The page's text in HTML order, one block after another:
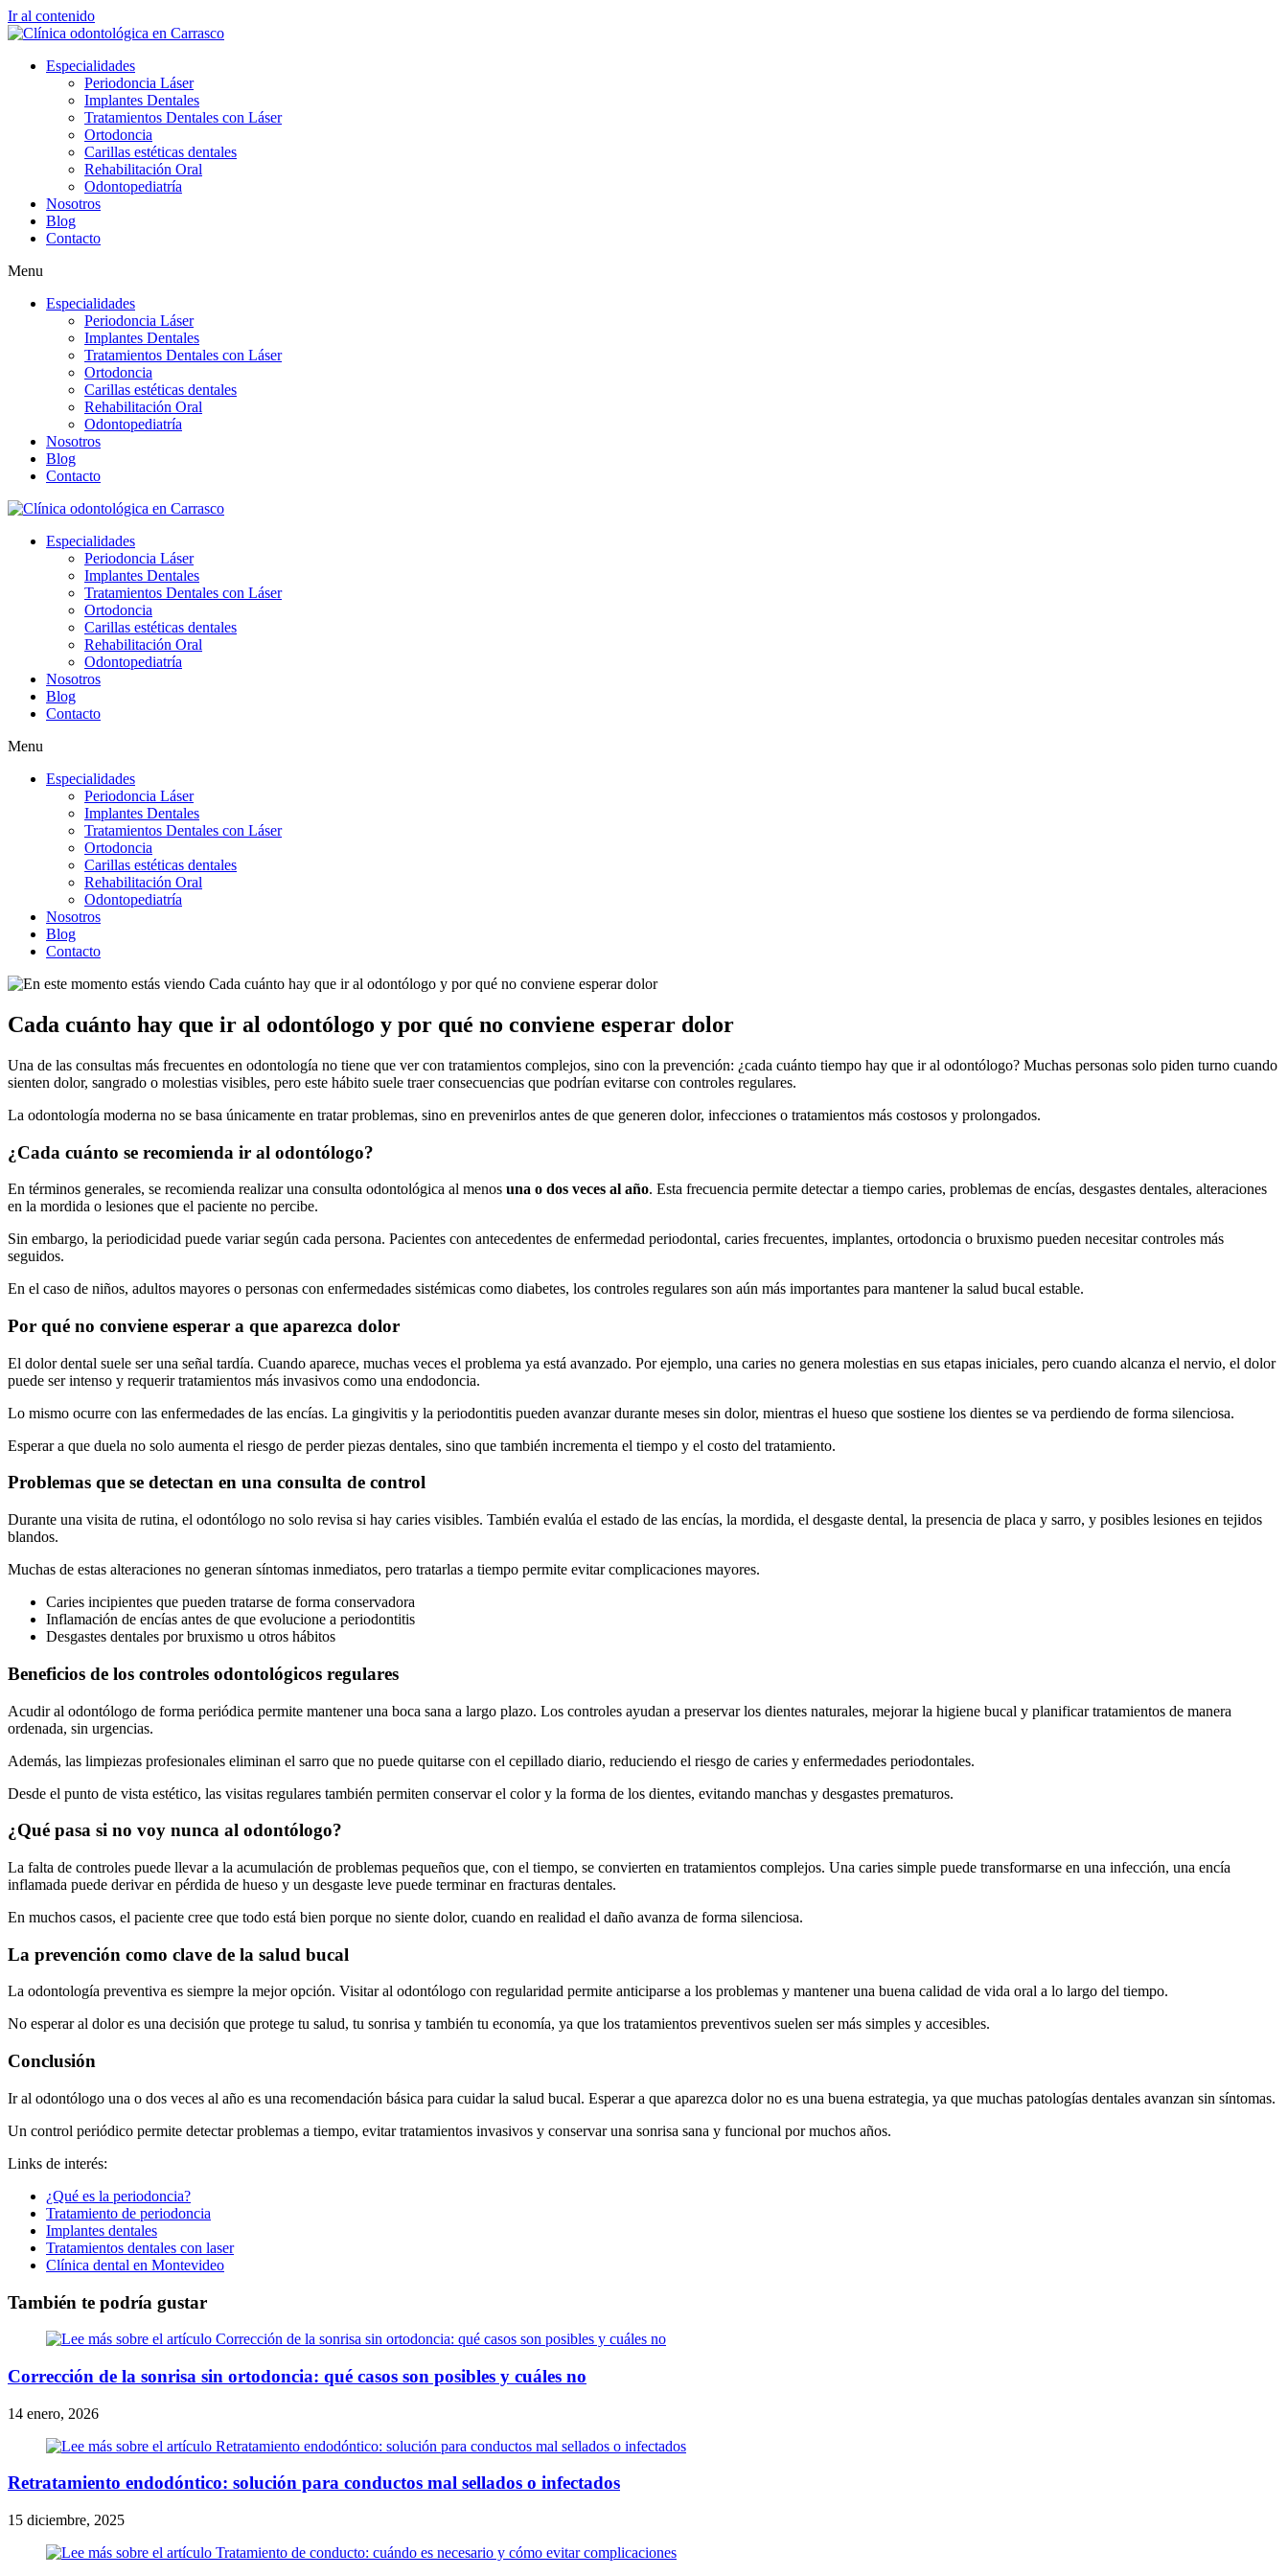
Ir al contenido
Especialidades
Periodoncia Láser
Implantes Dentales
Tratamientos Dentales con Láser
Ortodoncia
Carillas estéticas dentales
Rehabilitación Oral
Odontopediatría
Nosotros
Blog
Contacto
Menu
Especialidades
Periodoncia Láser
Implantes Dentales
Tratamientos Dentales con Láser
Ortodoncia
Carillas estéticas dentales
Rehabilitación Oral
Odontopediatría
Nosotros
Blog
Contacto
Especialidades
Periodoncia Láser
Implantes Dentales
Tratamientos Dentales con Láser
Ortodoncia
Carillas estéticas dentales
Rehabilitación Oral
Odontopediatría
Nosotros
Blog
Contacto
Menu
Especialidades
Periodoncia Láser
Implantes Dentales
Tratamientos Dentales con Láser
Ortodoncia
Carillas estéticas dentales
Rehabilitación Oral
Odontopediatría
Nosotros
Blog
Contacto
Cada cuánto hay que ir al odontólogo y por qué no conviene esperar dolor
Una de las consultas más frecuentes en odontología no tiene que ver con tratamientos complejos, sino con la prevención: ¿cada cuánto tiempo hay que ir al odontólogo? Muchas personas solo piden turno cuando
sienten dolor, sangrado o molestias visibles, pero este hábito suele traer consecuencias que podrían evitarse con controles regulares.
La odontología moderna no se basa únicamente en tratar problemas, sino en prevenirlos antes de que generen dolor, infecciones o tratamientos más costosos y prolongados.
¿Cada cuánto se recomienda ir al odontólogo?
En términos generales, se recomienda realizar una consulta odontológica al menos una o dos veces al año. Esta frecuencia permite detectar a tiempo caries, problemas de encías, desgastes dentales, alteraciones
en la mordida o lesiones que el paciente no percibe.
Sin embargo, la periodicidad puede variar según cada persona. Pacientes con antecedentes de enfermedad periodontal, caries frecuentes, implantes, ortodoncia o bruxismo pueden necesitar controles más
seguidos.
En el caso de niños, adultos mayores o personas con enfermedades sistémicas como diabetes, los controles regulares son aún más importantes para mantener la salud bucal estable.
Por qué no conviene esperar a que aparezca dolor
El dolor dental suele ser una señal tardía. Cuando aparece, muchas veces el problema ya está avanzado. Por ejemplo, una caries no genera molestias en sus etapas iniciales, pero cuando alcanza el nervio, el dolor
puede ser intenso y requerir tratamientos más invasivos como una endodoncia.
Lo mismo ocurre con las enfermedades de las encías. La gingivitis y la periodontitis pueden avanzar durante meses sin dolor, mientras el hueso que sostiene los dientes se va perdiendo de forma silenciosa.
Esperar a que duela no solo aumenta el riesgo de perder piezas dentales, sino que también incrementa el tiempo y el costo del tratamiento.
Problemas que se detectan en una consulta de control
Durante una visita de rutina, el odontólogo no solo revisa si hay caries visibles. También evalúa el estado de las encías, la mordida, el desgaste dental, la presencia de placa y sarro, y posibles lesiones en tejidos
blandos.
Muchas de estas alteraciones no generan síntomas inmediatos, pero tratarlas a tiempo permite evitar complicaciones mayores.
Caries incipientes que pueden tratarse de forma conservadora
Inflamación de encías antes de que evolucione a periodontitis
Desgastes dentales por bruxismo u otros hábitos
Beneficios de los controles odontológicos regulares
Acudir al odontólogo de forma periódica permite mantener una boca sana a largo plazo. Los controles ayudan a preservar los dientes naturales, mejorar la higiene bucal y planificar tratamientos de manera
ordenada, sin urgencias.
Además, las limpiezas profesionales eliminan el sarro que no puede quitarse con el cepillado diario, reduciendo el riesgo de caries y enfermedades periodontales.
Desde el punto de vista estético, las visitas regulares también permiten conservar el color y la forma de los dientes, evitando manchas y desgastes prematuros.
¿Qué pasa si no voy nunca al odontólogo?
La falta de controles puede llevar a la acumulación de problemas pequeños que, con el tiempo, se convierten en tratamientos complejos. Una caries simple puede transformarse en una infección, una encía
inflamada puede derivar en pérdida de hueso y un desgaste leve puede terminar en fracturas dentales.
En muchos casos, el paciente cree que todo está bien porque no siente dolor, cuando en realidad el daño avanza de forma silenciosa.
La prevención como clave de la salud bucal
La odontología preventiva es siempre la mejor opción. Visitar al odontólogo con regularidad permite anticiparse a los problemas y mantener una buena calidad de vida oral a lo largo del tiempo.
No esperar al dolor es una decisión que protege tu salud, tu sonrisa y también tu economía, ya que los tratamientos preventivos suelen ser más simples y accesibles.
Conclusión
Ir al odontólogo una o dos veces al año es una recomendación básica para cuidar la salud bucal. Esperar a que aparezca dolor no es una buena estrategia, ya que muchas patologías dentales avanzan sin síntomas.
Un control periódico permite detectar problemas a tiempo, evitar tratamientos invasivos y conservar una sonrisa sana y funcional por muchos años.
Links de interés:
¿Qué es la periodoncia?
Tratamiento de periodoncia
Implantes dentales
Tratamientos dentales con laser
Clínica dental en Montevideo
También te podría gustar
Corrección de la sonrisa sin ortodoncia: qué casos son posibles y cuáles no
14 enero, 2026
Retratamiento endodóntico: solución para conductos mal sellados o infectados
15 diciembre, 2025